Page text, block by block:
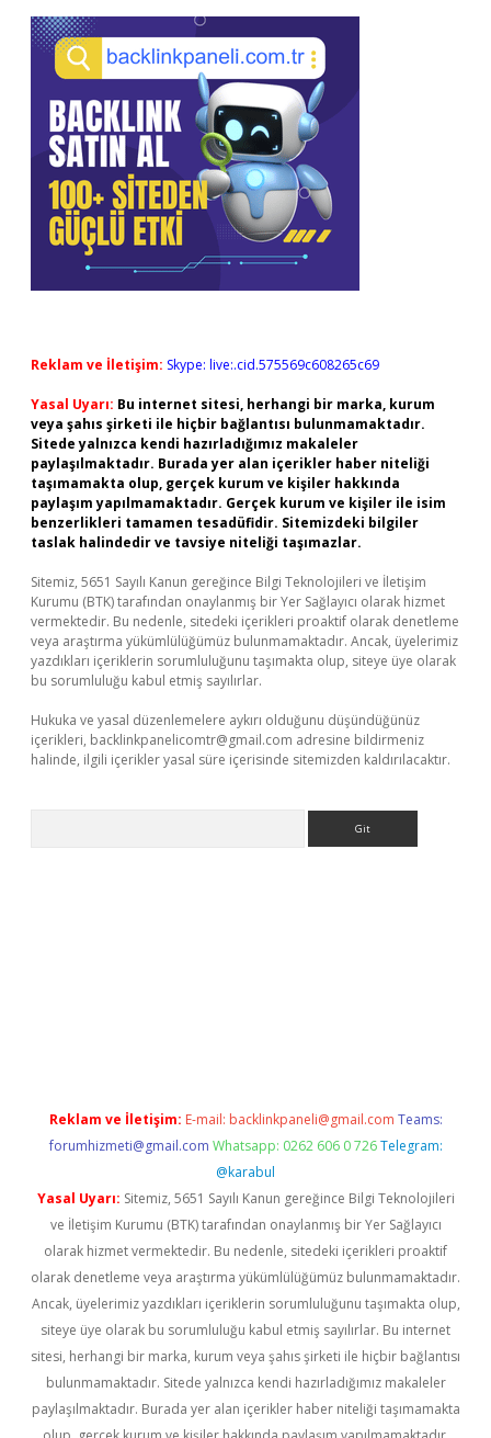
Reklam ve İletişim: Skype: live:.cid.575569c608265c69
Yasal Uyarı: Bu internet sitesi, herhangi bir marka, kurum
veya şahıs şirketi ile hiçbir bağlantısı bulunmamaktadır.
Sitede yalnızca kendi hazırladığımız makaleler
paylaşılmaktadır. Burada yer alan içerikler haber niteliği
taşımamakta olup, gerçek kurum ve kişiler hakkında
paylaşım yapılmamaktadır. Gerçek kurum ve kişiler ile isim
benzerlikleri tamamen tesadüfidir. Sitemizdeki bilgiler
taslak halindedir ve tavsiye niteliği taşımazlar.
Sitemiz, 5651 Sayılı Kanun gereğince Bilgi Teknolojileri ve İletişim
Kurumu (BTK) tarafından onaylanmış bir Yer Sağlayıcı olarak hizmet
vermektedir. Bu nedenle, sitedeki içerikleri proaktif olarak denetleme
veya araştırma yükümlülüğümüz bulunmamaktadır. Ancak, üyelerimiz
yazdıkları içeriklerin sorumluluğunu taşımakta olup, siteye üye olarak
bu sorumluluğu kabul etmiş sayılırlar.
Hukuka ve yasal düzenlemelere aykırı olduğunu düşündüğünüz
içerikleri, backlinkpanelicomtr@gmail.com adresine bildirmeniz
halinde, ilgili içerikler yasal süre içerisinde sitemizden kaldırılacaktır.
Reklam ve İletişim: E-mail: backlinkpaneli@gmail.com Teams:
forumhizmeti@gmail.com Whatsapp: 0262 606 0 726 Telegram:
@karabul
Yasal Uyarı: Sitemiz, 5651 Sayılı Kanun gereğince Bilgi Teknolojileri
ve İletişim Kurumu (BTK) tarafından onaylanmış bir Yer Sağlayıcı
olarak hizmet vermektedir. Bu nedenle, sitedeki içerikleri proaktif
olarak denetleme veya araştırma yükümlülüğümüz bulunmamaktadır.
Ancak, üyelerimiz yazdıkları içeriklerin sorumluluğunu taşımakta olup,
siteye üye olarak bu sorumluluğu kabul etmiş sayılırlar. Bu internet
sitesi, herhangi bir marka, kurum veya şahıs şirketi ile hiçbir bağlantısı
bulunmamaktadır. Sitede yalnızca kendi hazırladığımız makaleler
paylaşılmaktadır. Burada yer alan içerikler haber niteliği taşımamakta